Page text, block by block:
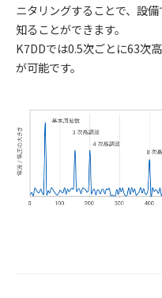
ニタリングすることで、設
知ることができます。
K7DDでは0.5次ごとに63次
が可能です。